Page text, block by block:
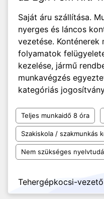
Saját áru szállítása.
nyerges és láncos
vezetése. Konténerek
folyamatok
kezelése, jármű
munkavégzés
kategóriás
Teljes munkaidő 8 óra
Szakiskola / szakmunkás
Nem szükséges
Tehergépkocsi-vezető